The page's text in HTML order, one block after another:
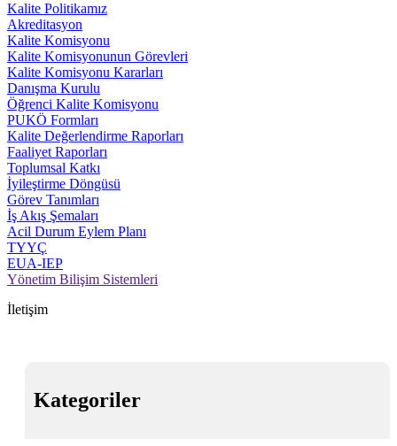
Kalite Politikamız
Akreditasyon
Kalite Komisyonu
Kalite Komisyonunun Görevleri
Kalite Komisyonu Kararları
Danışma Kurulu
Öğrenci Kalite Komisyonu
PUKÖ Formları
Kalite Değerlendirme Raporları
Faaliyet Raporları
Toplumsal Katkı
İyileştirme Döngüsü
Görev Tanımları
İş Akış Şemaları
Acil Durum Eylem Planı
TYYÇ
EUA-IEP
Yönetim Bilişim Sistemleri
İletişim
Kategoriler